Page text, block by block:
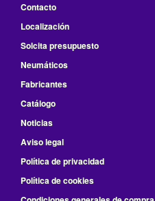
Contacto
Localización
Solcita presupuesto
Neumáticos
Fabricantes
Catálogo
Noticias
Aviso legal
Política de privacidad
Política de cookies